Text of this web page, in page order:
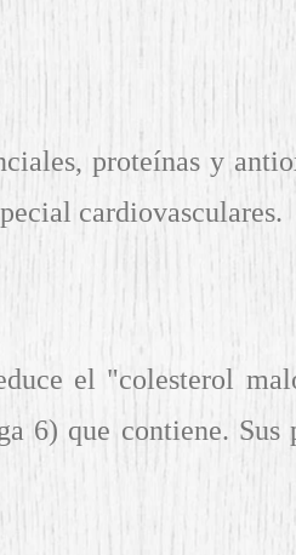
proteínas y
cardiovasculares.
el "colesterol
6) que contiene.